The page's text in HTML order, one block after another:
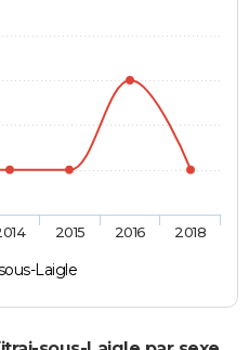
Laigle
2015 2016 2018